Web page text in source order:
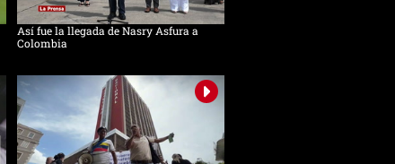
Así fue la llegada de Nasry Asfura a
Colombia